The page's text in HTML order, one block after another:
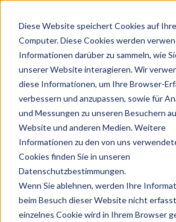
Diese Website speichert Cookies auf
Computer. Diese Cookies werden
Informationen darüber zu sammeln, wie
unserer Website interagieren. Wir
diese Informationen, um Ihre Browser-
verbessern und anzupassen, sowie für
und Messungen zu unseren Besuchern
Website und anderen Medien. Weitere
Informationen zu den von uns
Cookies finden Sie in unseren
Datenschutzbestimmungen.
Wenn Sie ablehnen, werden Ihre
beim Besuch dieser Website nicht
einzelnes Cookie wird in Ihrem Browser
All posts
Januar 21, 2026